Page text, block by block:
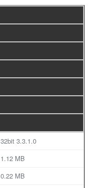
32bit 3.3.1.0
1.12 MB
0.22 MB